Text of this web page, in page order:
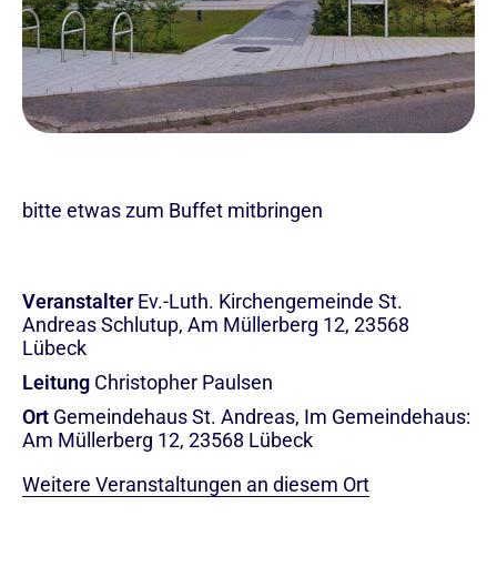
bitte etwas zum Buffet mitbringen
Veranstalter Ev.-Luth. Kirchengemeinde St.
Andreas Schlutup, Am Müllerberg 12, 23568
Lübeck
Leitung Christopher Paulsen
Ort Gemeindehaus St. Andreas, Im Gemeindehaus:
Am Müllerberg 12, 23568 Lübeck
Weitere Veranstaltungen an diesem Ort